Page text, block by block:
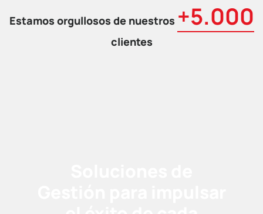
Estamos orgullosos de nuestros +5.000
clientes